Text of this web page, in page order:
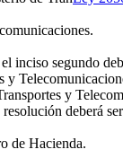
inciso segundo
y
deberá
de Hacienda.